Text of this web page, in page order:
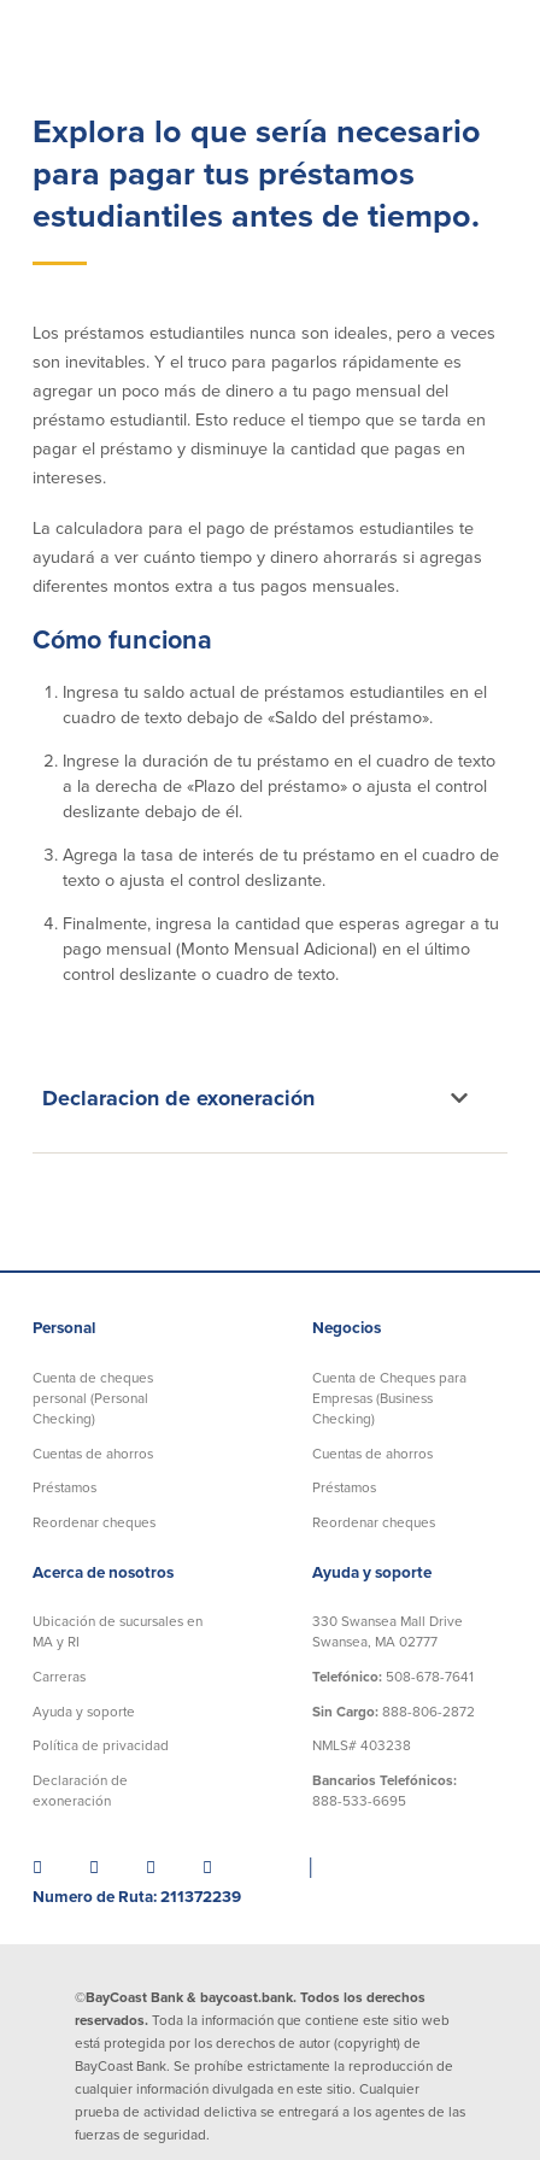
Línea de Crédito Hipotecario
(HELOC)
Prestamo HEAT
Préstamos para automóviles de
BayCoast
Apple y Google Pay
Gestión del dinero
Haz la solicitud
Otros Servicios
Tarjeta de ATM/Débito
(CIM)
Cajas de seguridad
Empresas
Cuenta de Cheques
(Business Checking)
Empresarial (Business Analysis
Checking)
Comprobación del ajuste correcto
Cuentas de cheques para
Municipalidades y Organizaciones
sin Fines de Lucro (Cuenta
mensual (Statement Savings)
Cuenta empresarial de Acceso al
Market Access)
Planes de retiro
Oficina de préstamos en Providence
iBanking
Mastercard®
Acerca de nosotros
Acerca de nosotros
Ubicación de sucursales en MA y RI
Ayuda y soporte
hipotecas
Carreras
Afiliados
BayCoast Mortgage Company
Plimoth Investment Advisors
Políticas
Política de privacidad
Declaración de exoneración
Seguro de Depósitos de FDIC y DIF
Recursos
Seguridad
Seguridad
Programa de concientización del
Recursos
Comunitaria
Comunitaria
Ley de reinversión comunitaria
Programas educativos
Get on the Bus
Explora lo que sería necesario
para pagar tus préstamos
estudiantiles antes de tiempo.
Los préstamos estudiantiles nunca son ideales, pero a veces
son inevitables. Y el truco para pagarlos rápidamente es
agregar un poco más de dinero a tu pago mensual del
préstamo estudiantil. Esto reduce el tiempo que se tarda en
pagar el préstamo y disminuye la cantidad que pagas en
intereses.
La calculadora para el pago de préstamos estudiantiles te
ayudará a ver cuánto tiempo y dinero ahorrarás si agregas
diferentes montos extra a tus pagos mensuales.
Cómo funciona
Ingresa tu saldo actual de préstamos estudiantiles en el
cuadro de texto debajo de «Saldo del préstamo».
Ingrese la duración de tu préstamo en el cuadro de texto
a la derecha de «Plazo del préstamo» o ajusta el control
deslizante debajo de él.
Agrega la tasa de interés de tu préstamo en el cuadro de
texto o ajusta el control deslizante.
Finalmente, ingresa la cantidad que esperas agregar a tu
pago mensual (Monto Mensual Adicional) en el último
control deslizante o cuadro de texto.
Declaracion de exoneración
Personal
Cuenta de cheques
personal (Personal
Checking)
Cuentas de ahorros
Préstamos
Reordenar cheques
Negocios
Cuenta de Cheques para
Empresas (Business
Checking)
Cuentas de ahorros
Préstamos
Reordenar cheques
Acerca de nosotros
Ubicación de sucursales en
MA y RI
Carreras
Ayuda y soporte
Política de privacidad
Declaración de
exoneración
Ayuda y soporte
330 Swansea Mall Drive
Swansea, MA 02777
Telefónico: 508-678-7641
Sin Cargo: 888-806-2872
NMLS# 403238
Bancarios Telefónicos:
888-533-6695
Numero de Ruta: 211372239
©BayCoast Bank & baycoast.bank. Todos los derechos
reservados. Toda la información que contiene este sitio web
está protegida por los derechos de autor (copyright) de
BayCoast Bank. Se prohíbe estrictamente la reproducción de
cualquier información divulgada en este sitio. Cualquier
prueba de actividad delictiva se entregará a los agentes de las
fuerzas de seguridad.